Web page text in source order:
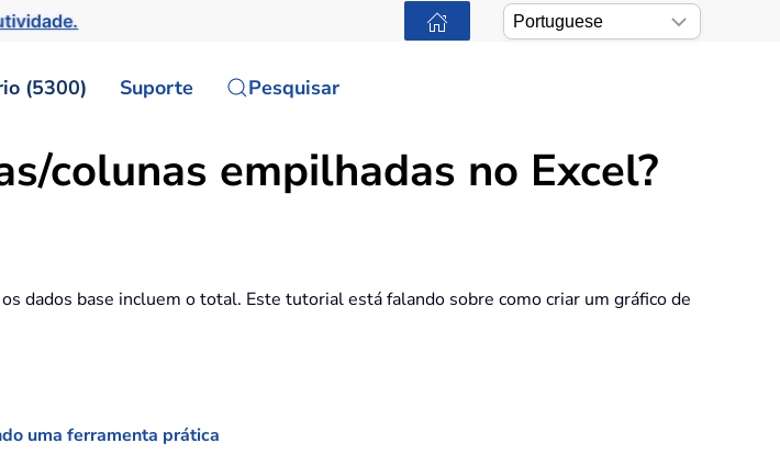
(5300) Suporte Pesquisar
colunas empilhadas no Excel?
dados base incluem o total. Este tutorial está falando sobre como criar um gráfico de
uma ferramenta prática